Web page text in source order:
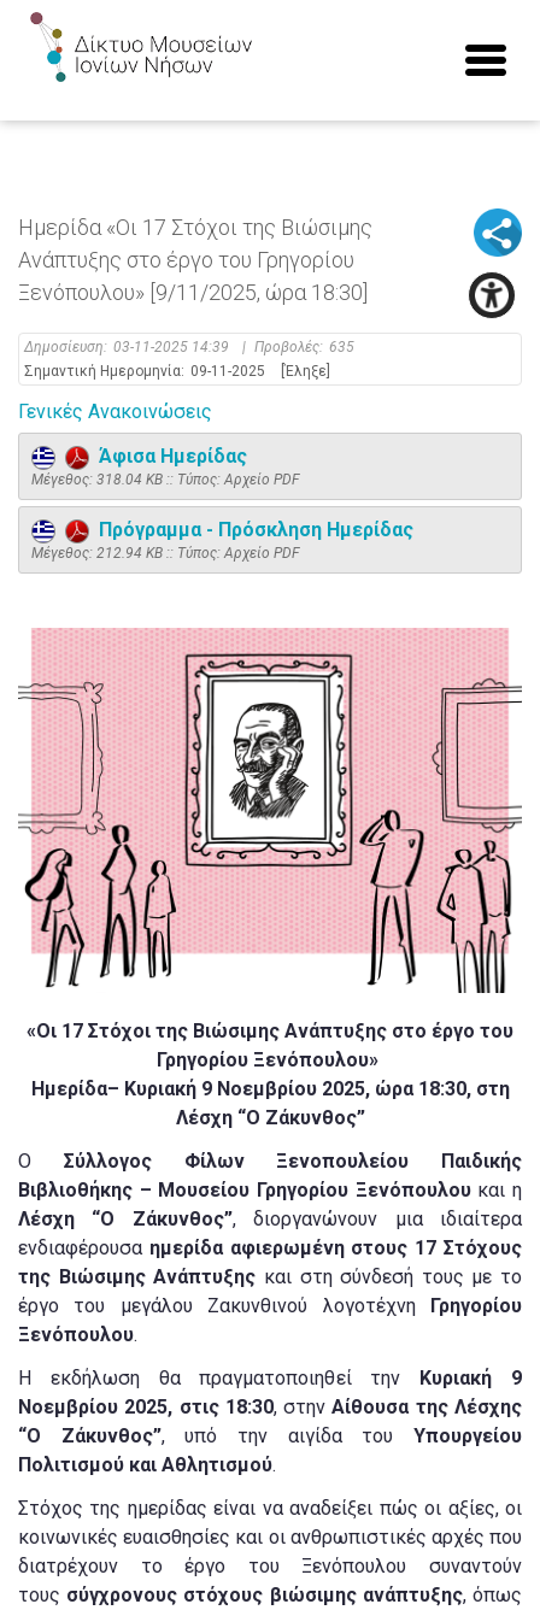
Ημερίδα «Οι 17 Στόχοι της Βιώσιμης
Ανάπτυξης στο έργο του Γρηγορίου
Ξενόπουλου» [9/11/2025, ώρα 18:30]
Δημοσίευση: 03-11-2025 14:39 | Προβολές: 635
Σημαντική Ημερομηνία: 09-11-2025 [Έληξε]
Γενικές Ανακοινώσεις
Άφισα Ημερίδας
Mέγεθος: 318.04 KB :: Τύπος: Αρχείο PDF
Πρόγραμμα - Πρόσκληση Ημερίδας
Mέγεθος: 212.94 KB :: Τύπος: Αρχείο PDF
«Οι 17 Στόχοι της Βιώσιμης Ανάπτυξης στο έργο του
Γρηγορίου Ξενόπουλου»
Ημερίδα– Κυριακή 9 Νοεμβρίου 2025, ώρα 18:30, στη
Λέσχη “Ο Ζάκυνθος”
Ο Σύλλογος Φίλων Ξενοπουλείου Παιδικής
Βιβλιοθήκης – Μουσείου Γρηγορίου Ξενόπουλουκαι η
Λέσχη “Ο Ζάκυνθος”, διοργανώνουν μια ιδιαίτερα
ενδιαφέρουσα ημερίδα αφιερωμένη στους 17 Στόχους
της Βιώσιμης Ανάπτυξης και στη σύνδεσή τους με το
έργο του μεγάλου Ζακυνθινού λογοτέχνη Γρηγορίου
Ξενόπουλου.
Η εκδήλωση θα πραγματοποιηθεί την Κυριακή 9
Νοεμβρίου 2025, στις 18:30, στηνΑίθουσα της Λέσχης
“Ο Ζάκυνθος”, υπό την αιγίδα τουΥπουργείου
Πολιτισμού και Αθλητισμού.
Στόχος της ημερίδας είναι να αναδείξει πώς οι αξίες, οι
κοινωνικές ευαισθησίες και οι ανθρωπιστικές αρχές που
διατρέχουν το έργο του Ξενόπουλου συναντούν
τους σύγχρονους στόχους βιώσιμης ανάπτυξης, όπως